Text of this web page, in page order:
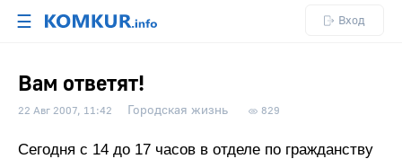
☰ Вход
Вам ответят!
22 Авг 2007, 11:42 Городская жизнь 829
Сегодня с 14 до 17 часов в отделе по гражданству